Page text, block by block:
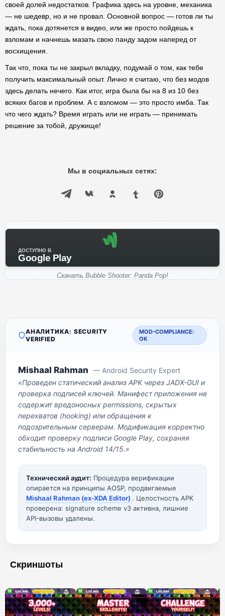
своей долей недостатков. Графика здесь на уровне, механика
— не шедевр, но и не провал. Основной вопрос — готов ли ты
ждать, пока дотянется в видео, или же просто пойдешь к
взломам и начнешь мазать свою панду задом наперед от
восхищения.
Так что, пока ты не закрыл вкладку, подумай о том, как тебе
получить максимальный опыт. Лично я считаю, что без модов
здесь делать нечего. Как итог, игра была бы на 8 из 10 без
всяких багов и проблем. А с взломом — это просто имба. Так
что чего ждать? Время играть или не играть — принимать
решение за тобой, дружище!
Мы в социальных сетях:
ДОСТУПНО В
Google Play
Скачать Bubble Shooter: Panda Pop!
АНАЛИТИКА: SECURITY
VERIFIED
MOD-COMPLIANCE:
OK
Mishaal Rahman — Android Security Expert
«Проведен статический анализ APK через JADX-GUI и
проверка подписей ключей. Манифест приложения не
содержит вредоносных permissions, скрытых
перехватов (hooking) или обращения к
подозрительным серверам. Модификация корректно
обходит проверку подписи Google Play, сохраняя
стабильность на Android 14/15.»
Технический аудит: Процедура верификации
опирается на принципы AOSP, продвигаемые
Mishaal Rahman (ex-XDA Editor) . Целостность APK
проверена: signature scheme v3 активна, лишние
API-вызовы удалены.
Скриншоты